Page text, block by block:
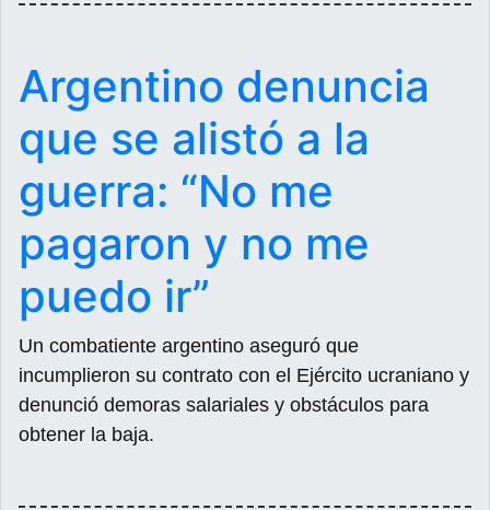
Argentino denuncia
que se alistó a la
guerra: “No me
pagaron y no me
puedo ir”
Un combatiente argentino aseguró que
incumplieron su contrato con el Ejército ucraniano y
denunció demoras salariales y obstáculos para
obtener la baja.